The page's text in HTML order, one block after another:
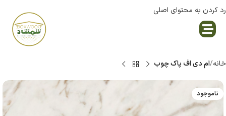
رد کردن به محتوای اصلی
خانه ام دی اف پاک چوب
ناموجود